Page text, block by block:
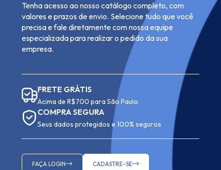
Tenha acesso ao nosso catálogo completo, com
valores e prazos de envio. Selecione tudo que você
precisa e fale diretamente com nossa equipe
especializada para realizar o pedido da sua
empresa.
FRETE GRÁTIS
Acima de R$700 para São Paulo
COMPRA SEGURA
Seus dados protegidos e 100% seguros
FAÇA LOGIN CADASTRE-SE